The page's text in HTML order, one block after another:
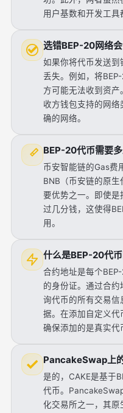
用户基数和开发工具
选错BEP-20网络会
如果你将代币发送到
丢失。例如，将
方可能无法收到资
收方钱包支持的网
确的网络。
BEP-20代币需要多
币安智能链的Gas费
BNB（币安链的原
要优势之一。即使是
过几分钱，这使得
用。
什么是BEP-20代币
合约地址是每个
的身份证。通过合
询代币的所有交易信
据。在添加自定义代
确保添加的是真实代
PancakeSwap上
是的，CAKE是基于
代币。
化交易所之一，其原